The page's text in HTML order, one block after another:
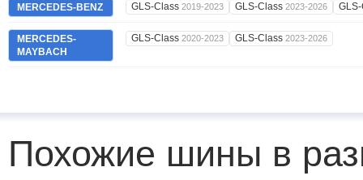
MERCEDES-BENZ GLS-Class 2019-2023 GLS-Class 2023-2026
MERCEDES-
MAYBACH
GLS-Class 2020-2023 GLS-Class 2023-2026
Похожие шины в